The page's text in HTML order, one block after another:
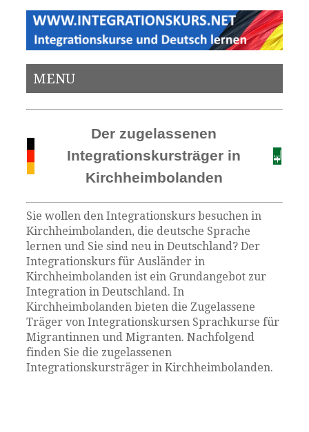
MENU
Der zugelassenen
Integrationskursträger in
Kirchheimbolanden
Sie wollen den Integrationskurs besuchen in
Kirchheimbolanden, die deutsche Sprache
lernen und Sie sind neu in Deutschland? Der
Integrationskurs für Ausländer in
Kirchheimbolanden ist ein Grundangebot zur
Integration in Deutschland. In
Kirchheimbolanden bieten die Zugelassene
Träger von Integrationskursen Sprachkurse für
Migrantinnen und Migranten. Nachfolgend
finden Sie die zugelassenen
Integrationskursträger in Kirchheimbolanden.